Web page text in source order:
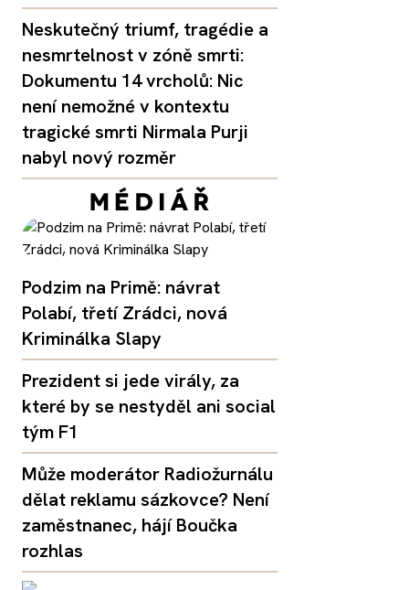
Neskutečný triumf, tragédie a
nesmrtelnost v zóně smrti:
Dokumentu 14 vrcholů: Nic
není nemožné v kontextu
tragické smrti Nirmala Purji
nabyl nový rozměr
Podzim na Primě: návrat
Polabí, třetí Zrádci, nová
Kriminálka Slapy
Prezident si jede virály, za
které by se nestyděl ani social
tým F1
Může moderátor Radiožurnálu
dělat reklamu sázkovce? Není
zaměstnanec, hájí Boučka
rozhlas